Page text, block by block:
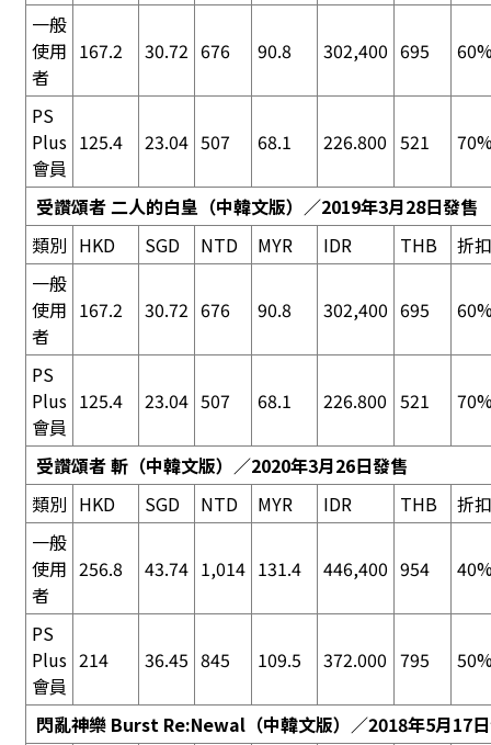
一般
使用
者
167.2 30.72 676 90.8 302,400 695
PS
Plus
會員
125.4 23.04 507 68.1 226.800 521
受讚頌者 二人的白皇（中韓文版）／2019年3月28日發售
類別 HKD SGD NTD MYR IDR THB
折
一般
使用
者
167.2 30.72 676 90.8 302,400 695
PS
Plus
會員
125.4 23.04 507 68.1 226.800 521
受讚頌者 斬（中韓文版）／2020年3月26日發售
類別 HKD SGD NTD MYR IDR THB
折
一般
使用
者
256.8 43.74 1,014 131.4 446,400 954
PS
Plus
會員
214 36.45 845 109.5 372.000 795
閃亂神樂 Burst Re:Newal（中韓文版）／2018年5月17